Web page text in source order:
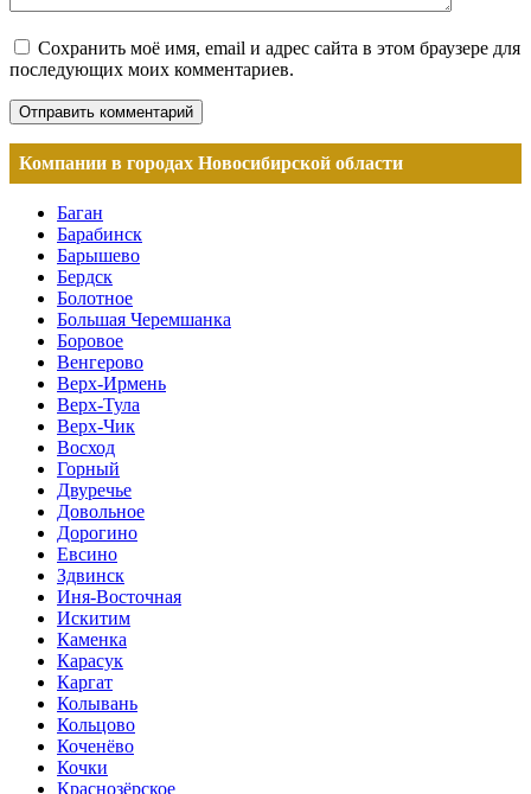
Сохранить моё имя, email и адрес сайта в этом браузере для
последующих моих комментариев.
Компании в городах Новосибирской области
Баган
Барабинск
Барышево
Бердск
Болотное
Большая Черемшанка
Боровое
Венгерово
Верх-Ирмень
Верх-Тула
Верх-Чик
Восход
Горный
Двуречье
Довольное
Дорогино
Евсино
Здвинск
Иня-Восточная
Искитим
Каменка
Карасук
Каргат
Колывань
Кольцово
Коченёво
Кочки
Краснозёрское